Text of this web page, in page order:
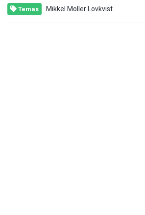
Temas Mikkel Moller Lovkvist